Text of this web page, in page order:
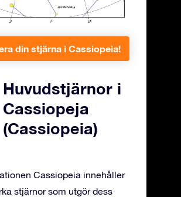
din stjärna i Cassiopeia!
Huvudstjärnor i
Cassiopeja
(Cassiopeia)
Cassiopeia innehåller
stjärnor som utgör dess